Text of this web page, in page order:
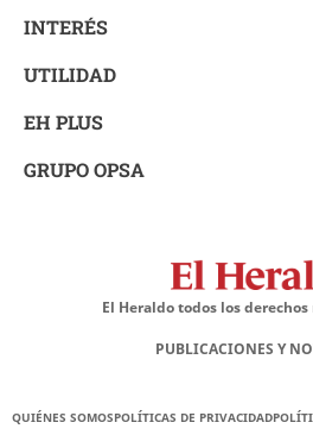
INTERÉS
UTILIDAD
EH PLUS
GRUPO OPSA
El Heraldo todos los
PUBLICACIONES Y
QUIÉNES SOMOSPOLÍTICAS DE PRIVACIDAD